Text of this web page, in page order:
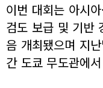
이번 대회는 아시
검도 보급 및 기반
음 개최됐으며 지
간 도쿄 무도관에